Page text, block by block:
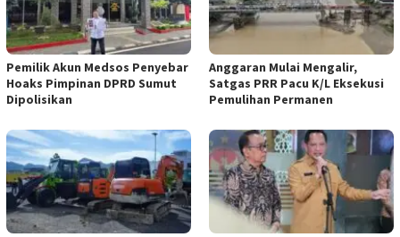
Pemilik Akun Medsos Penyebar
Hoaks Pimpinan DPRD Sumut
Dipolisikan
Anggaran Mulai Mengalir,
Satgas PRR Pacu K/L Eksekusi
Pemulihan Permanen